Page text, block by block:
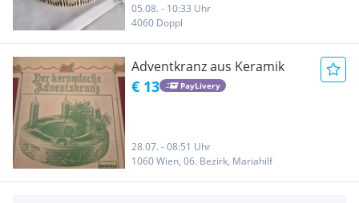
05.08. - 10:33 Uhr
4060 Doppl
Adventkranz aus Keramik
€ 13 PayLivery
28.07. - 08:51 Uhr
1060 Wien, 06. Bezirk, Mariahilf